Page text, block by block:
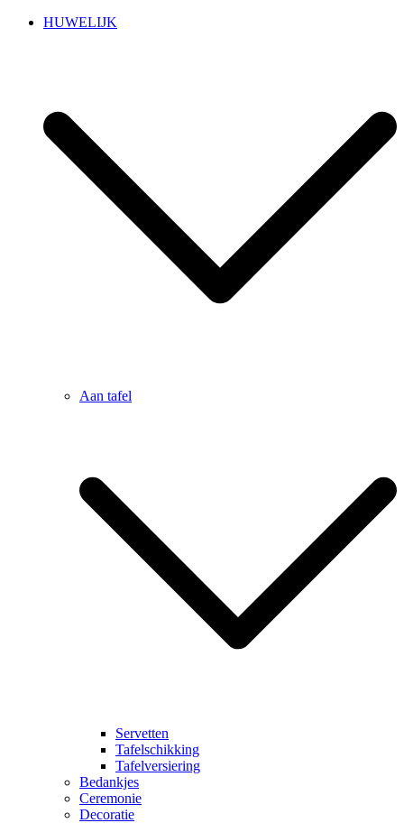
Skip
HUWELIJK
Aan tafel
Servetten
Tafelschikking
Tafelversiering
Bedankjes
Ceremonie
Decoratie